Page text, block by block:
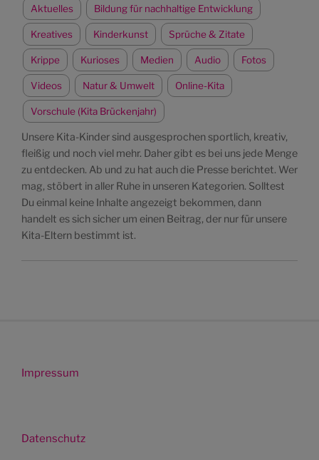
Aktuelles Bildung für nachhaltige Entwicklung
Kreatives Kinderkunst Sprüche & Zitate
Krippe Kurioses Medien Audio Fotos
Videos Natur & Umwelt Online-Kita
Vorschule (Kita Brückenjahr)
Unsere Kita-Kinder sind ausgesprochen sportlich, kreativ,
fleißig und noch viel mehr. Daher gibt es bei uns jede Menge
zu entdecken. Ab und zu hat auch die Presse berichtet. Wer
mag, stöbert in aller Ruhe in unseren Kategorien. Solltest
Du einmal keine Inhalte angezeigt bekommen, dann
handelt es sich sicher um einen Beitrag, der nur für unsere
Kita-Eltern bestimmt ist.
Impressum
Datenschutz